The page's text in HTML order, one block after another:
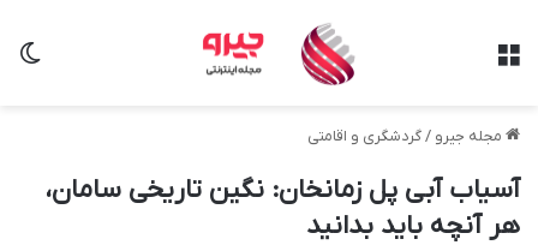
مجله جیرو /گردشگری و اقامتی
آسیاب آبی پل زمانخان: نگین تاریخی سامان،
هر آنچه باید بدانید